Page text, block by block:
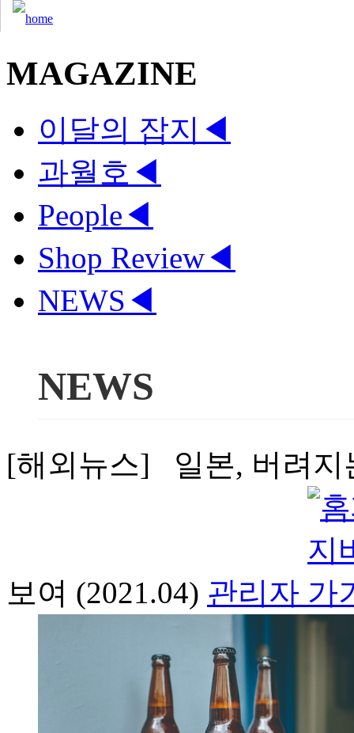
MAGAZINE
이달의 잡지 ◀
과월호 ◀
People◀
Shop Review◀
NEWS ◀
NEWS
[해외뉴스] 일본, 버려지
보여 (2021.04) 관리자